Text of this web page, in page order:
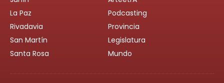
La Paz
Rivadavia
San Martín
Santa Rosa
Podcasting
Provincia
Legislatura
Mundo